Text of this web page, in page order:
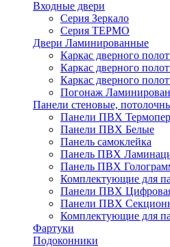
Входные двери
Серия Зеркало
Серия ТЕРМО
Двери Ламинированные
Каркас дверного
Каркас дверного
Каркас дверного
Погонаж
Панели стеновые,
Панели ПВХ
Панели ПВХ Белые
Панель самоклейка
Панель ПВХ
Панель ПВХ
Комплектующие для
Панели ПВХ
Панели ПВХ
Комплектующие для
Фартуки
Подоконники